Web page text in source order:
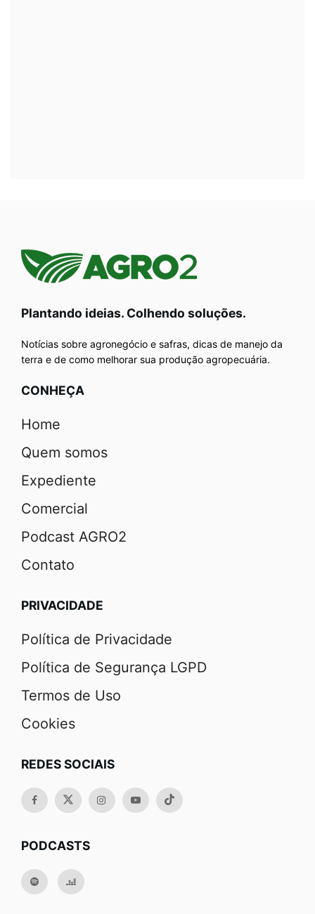
Plantando ideias. Colhendo soluções.
Notícias sobre agronegócio e safras, dicas de manejo da
terra e de como melhorar sua produção agropecuária.
CONHEÇA
Home
Quem somos
Expediente
Comercial
Podcast AGRO2
Contato
PRIVACIDADE
Política de Privacidade
Política de Segurança LGPD
Termos de Uso
Cookies
REDES SOCIAIS
PODCASTS